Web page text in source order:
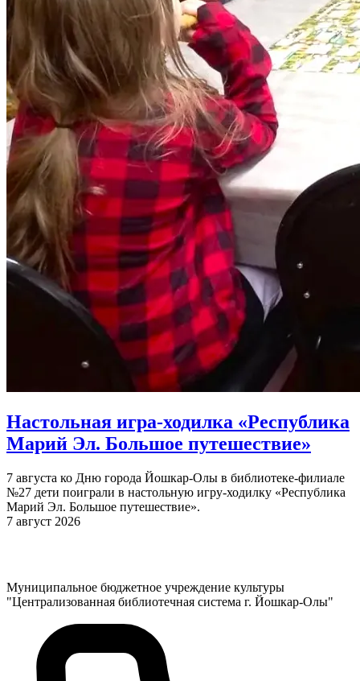
Настольная игра-ходилка «Республика
Марий Эл. Большое путешествие»
7 августа ко Дню города Йошкар-Олы в библиотеке-филиале
№27 дети поиграли в настольную игру-ходилку «Республика
Марий Эл. Большое путешествие».
7 август 2026
Муниципальное бюджетное учреждение культуры
"Централизованная библиотечная система г. Йошкар-Олы"